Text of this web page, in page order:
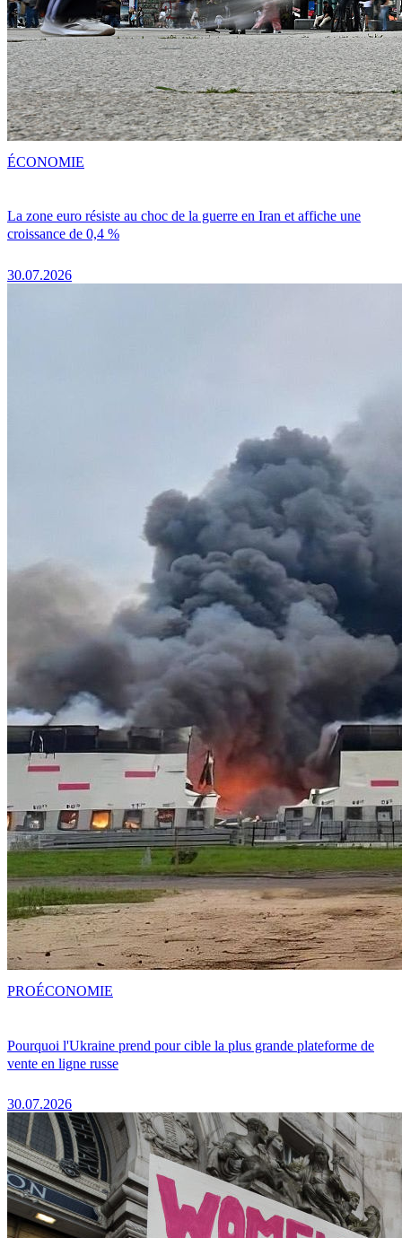
La zone euro résiste au choc de la guerre en Iran et affiche une
croissance de 0,4 %
30.07.2026
ÉCONOMIE
Pourquoi l'Ukraine prend pour cible la plus grande plateforme de
vente en ligne russe
30.07.2026
PROÉCONOMIE